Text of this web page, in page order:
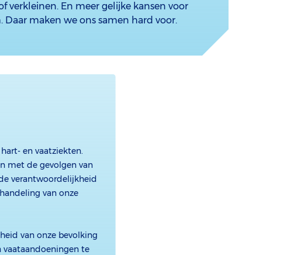
verkleinen. En meer gelijke kansen voor
Daar maken we ons samen hard voor.
en vaatziekten.
met de gevolgen van
verantwoordelijkheid
van onze
van onze bevolking
vaataandoeningen te